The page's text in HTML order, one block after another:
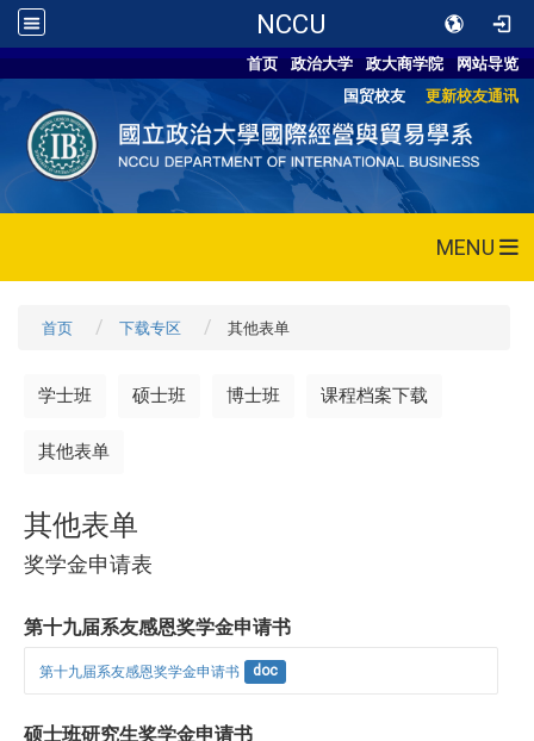
NCCU
首页 政治大学 政大商学院
网站导览
国贸校友
更新校友通讯
MENU
首页 下载专区 其他表单
学士班 硕士班 博士班 课程档案下载
其他表单
其他表单
奖学金申请表
第十九届系友感恩奖学金申请书
第十九届系友感恩奖学金申请书 doc
硕士班研究生奖学金申请书